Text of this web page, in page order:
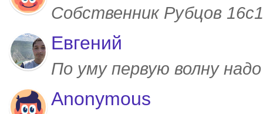
Собственник Рубцов
Евгений
По уму первую волну
Anonymous